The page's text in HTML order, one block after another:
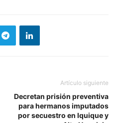
Artículo siguiente
Decretan prisión preventiva
para hermanos imputados
por secuestro en Iquique y